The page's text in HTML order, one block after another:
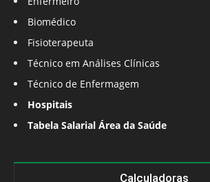
Biomédico
Fisioterapeuta
Técnico em Análises Clínicas
Técnico de Enfermagem
Hospitais
Tabela Salarial Área da Saúde
Calculadoras